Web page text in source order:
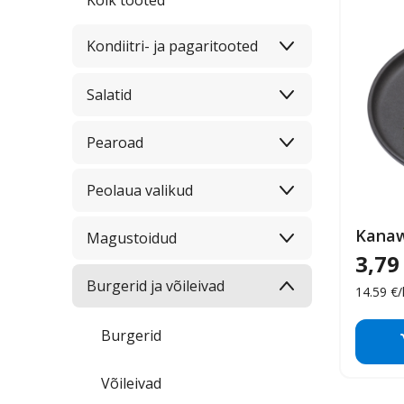
Kondiitri- ja pagaritooted
Salatid
Pearoad
Peolaua valikud
Magustoidud
Burgerid ja võileivad
Burgerid
Võileivad
14.59
Wrapid